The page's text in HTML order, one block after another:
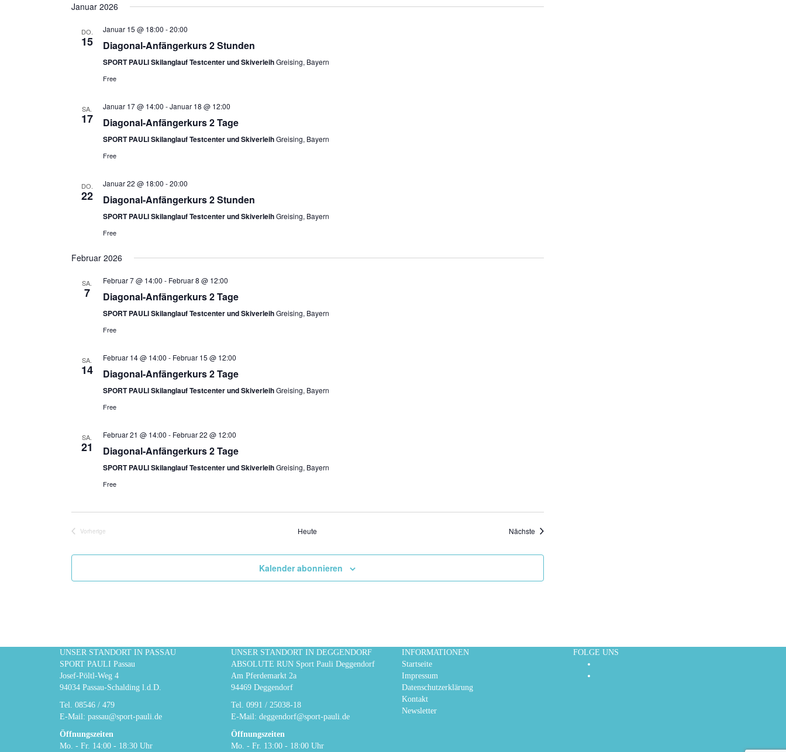
Januar 2026
DO.
15
Januar 15 @ 18:00 -20:00
Diagonal-Anfängerkurs 2 Stunden
SPORT PAULI Skilanglauf Testcenter und SkiverleihGreising, Bayern
Free
SA.
17
Januar 17 @ 14:00 -Januar 18 @ 12:00
Diagonal-Anfängerkurs 2 Tage
SPORT PAULI Skilanglauf Testcenter und SkiverleihGreising, Bayern
Free
DO.
22
Januar 22 @ 18:00 -20:00
Diagonal-Anfängerkurs 2 Stunden
SPORT PAULI Skilanglauf Testcenter und SkiverleihGreising, Bayern
Free
Februar 2026
SA.
7
Februar 7 @ 14:00 - Februar 8 @ 12:00
Diagonal-Anfängerkurs 2 Tage
SPORT PAULI Skilanglauf Testcenter und SkiverleihGreising, Bayern
Free
SA.
14
Februar 14 @ 14:00 - Februar 15 @ 12:00
Diagonal-Anfängerkurs 2 Tage
SPORT PAULI Skilanglauf Testcenter und SkiverleihGreising, Bayern
Free
SA.
21
Februar 21 @ 14:00 - Februar 22 @ 12:00
Diagonal-Anfängerkurs 2 Tage
SPORT PAULI Skilanglauf Testcenter und SkiverleihGreising, Bayern
Free
Vorherige
Heute Nächste Veranstaltungen
Kalender abonnieren
UNSER STANDORT IN PASSAU
SPORT PAULI Passau
Josef-Pöltl-Weg 4
94034 Passau-Schalding l.d.D.
Tel. 08546 / 479
E-Mail: passau@sport-pauli.de
Öffnungszeiten
Mo. - Fr. 14:00 - 18:30 Uhr
UNSER STANDORT IN DEGGENDORF
ABSOLUTE RUN Sport Pauli Deggendorf
Am Pferdemarkt 2a
94469 Deggendorf
Tel. 0991 / 25038-18
E-Mail: deggendorf@sport-pauli.de
Öffnungszeiten
Mo. - Fr. 13:00 - 18:00 Uhr
INFORMATIONEN
Startseite
Impressum
Datenschutzerklärung
Kontakt
Newsletter
FOLGE UNS